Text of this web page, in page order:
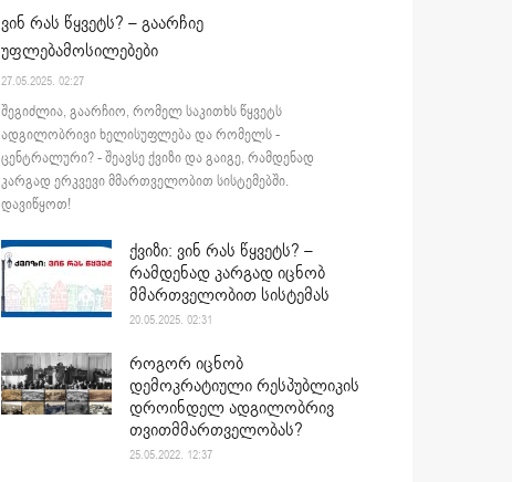
ვინ რას წყვეტს? – გაარჩიე
უფლებამოსილებები
27.05.2025. 02:27
შეგიძლია, გაარჩიო, რომელ საკითხს წყვეტს
ადგილობრივი ხელისუფლება და რომელს -
ცენტრალური? - შეავსე ქვიზი და გაიგე, რამდენად
კარგად ერკვევი მმართველობით სისტემებში.
დავიწყოთ!
ქვიზი: ვინ რას წყვეტს? –
რამდენად კარგად იცნობ
მმართველობით სისტემას
20.05.2025. 02:31
როგორ იცნობ
დემოკრატიული რესპუბლიკის
დროინდელ ადგილობრივ
თვითმმართველობას?
25.05.2022. 12:37